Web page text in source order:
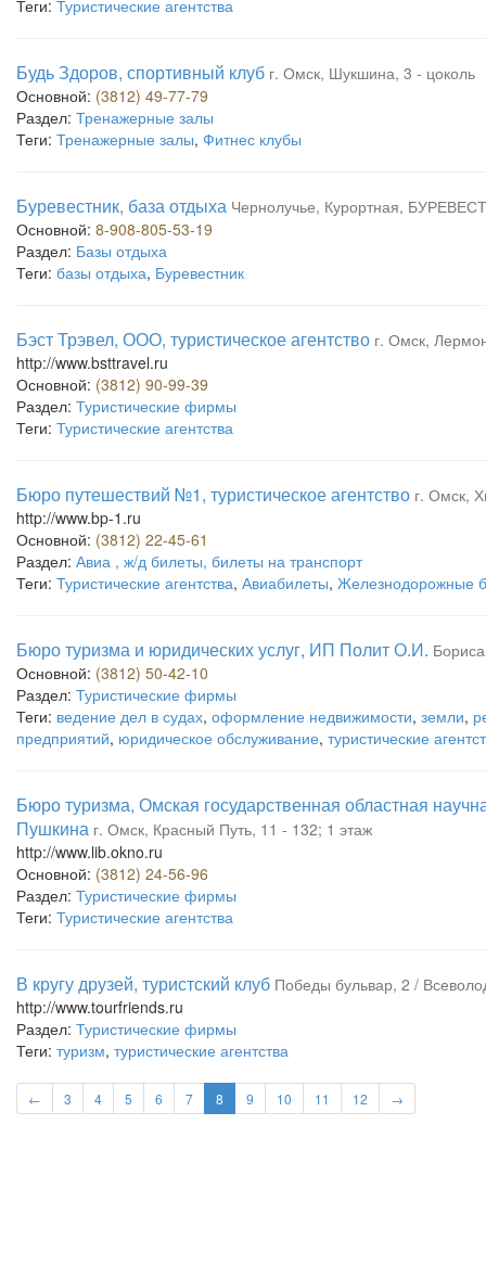
Теги: Туристические агентства
Будь Здоров, спортивный клуб г. Омск, Шукшина, 3 - цоколь
Основной: (3812) 49-77-79
Раздел: Тренажерные залы
Теги: Тренажерные залы, Фитнес клубы
Буревестник, база отдыха Чернолучье, Курортная,
Основной: 8-908-805-53-19
Раздел: Базы отдыха
Теги: базы отдыха, Буревестник
Бэст Трэвел, ООО, туристическое агентство г. Омск,
http://www.bsttravel.ru
Основной: (3812) 90-99-39
Раздел: Туристические фирмы
Теги: Туристические агентства
Бюро путешествий №1, туристическое агентство г. Омск,
http://www.bp-1.ru
Основной: (3812) 22-45-61
Раздел: Авиа , ж/д билеты, билеты на транспорт
Теги: Туристические агентства, Авиабилеты, Железнодорожные
Бюро туризма и юридических услуг, ИП Полит О.И.
Основной: (3812) 50-42-10
Раздел: Туристические фирмы
Теги: ведение дел в судах, оформление недвижимости, земли,
предприятий, юридическое обслуживание, туристические
Бюро туризма, Омская государственная областная
Пушкина г. Омск, Красный Путь, 11 - 132; 1 этаж
http://www.lib.okno.ru
Основной: (3812) 24-56-96
Раздел: Туристические фирмы
Теги: Туристические агентства
В кругу друзей, туристский клуб Победы бульвар, 2 /
http://www.tourfriends.ru
Раздел: Туристические фирмы
Теги: туризм, туристические агентства
← 3 4 5 6 7 8 9 10 11 12 →